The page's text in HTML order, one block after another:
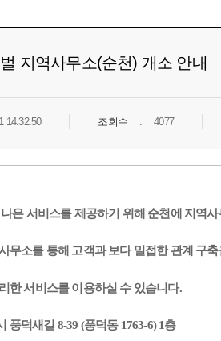
지역사무소(순천) 개소 안내
14:32:50 조회수 4077
은 서비스를 제공하기 위해 순천에 지역
무소를 통해 고객과 보다 밀접한 관계 구축
한 서비스를 이용하실 수 있습니다.
풍덕새길 8-39 (풍덕동 1763-6) 1층